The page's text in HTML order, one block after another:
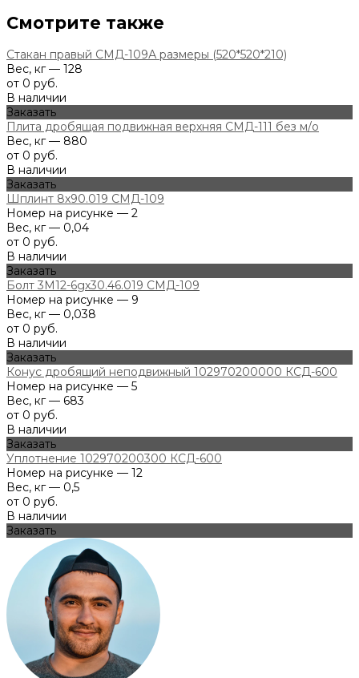
Смотрите также
Стакан правый СМД-109А размеры (520*520*210)
Вес, кг — 128
от 0 руб.
В наличии
Заказать
Плита дробящая подвижная верхняя СМД-111 без м/о
Вес, кг — 880
от 0 руб.
В наличии
Заказать
Шплинт 8х90.019 СМД-109
Номер на рисунке — 2
Вес, кг — 0,04
от 0 руб.
В наличии
Заказать
Болт 3М12-6gх30.46.019 СМД-109
Номер на рисунке — 9
Вес, кг — 0,038
от 0 руб.
В наличии
Заказать
Конус дробящий неподвижный 102970200000 КСД-600
Номер на рисунке — 5
Вес, кг — 683
от 0 руб.
В наличии
Заказать
Уплотнение 102970200300 КСД-600
Номер на рисунке — 12
Вес, кг — 0,5
от 0 руб.
В наличии
Заказать